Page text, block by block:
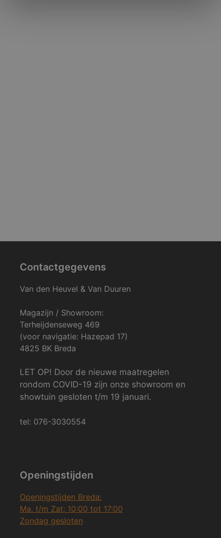
Contactgegevens
Van den Heuvel & Van Duuren
Magazijn / Showroom:
Terheijdenseweg 469
(voor navigatie: Hazepad 17)
4825 BK Breda
LET OP! Door de nieuwe maatregelen
rondom COVID-19 zijn onze showroom en
showtuin gesloten t/m 19 januari.
tel: 076-3030554
Openingstijden
Openingstijden Breda:
Ma. t/m Zat: 10:00 tot 17:00
Zondag gesloten